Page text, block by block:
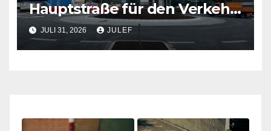
Hauptstraße für den Verkehr
freigegeben
JULI 31, 2026 JULEF